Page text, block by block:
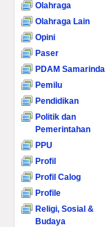
Olahraga
Olahraga Lain
Opini
Paser
PDAM Samarinda
Pemilu
Pendidikan
Politik dan
Pemerintahan
PPU
Profil
Profil Calog
Profile
Religi, Sosial &
Budaya